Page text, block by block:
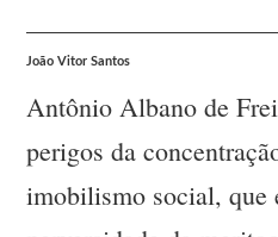
João Vitor Santos
Antônio Albano de
perigos da
imobilismo social, que